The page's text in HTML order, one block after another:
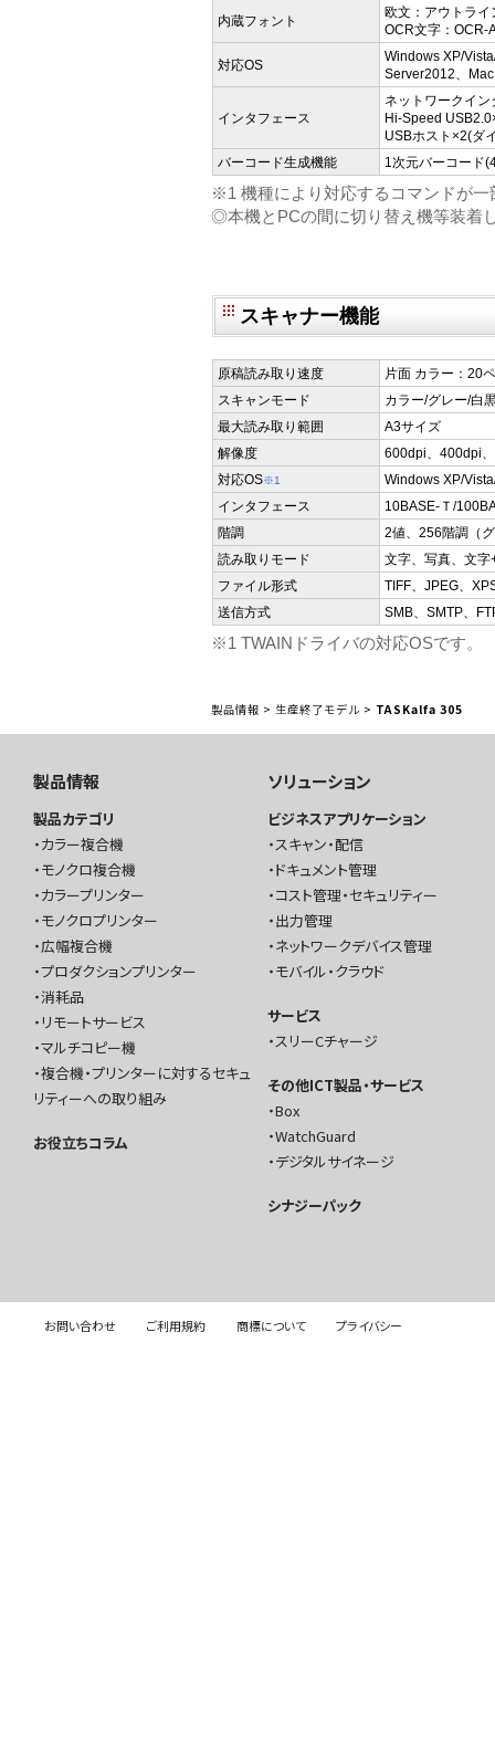
内蔵フォント
欧文：アウトラ
OCR文字：OCR-
対応OS
Windows XP/
Server2012、
インタフェース
ネットワークイ
Hi-Speed
USBホスト×2(ダ
バーコード生成機能
1次元バーコード
※1 機種により対応するコマンドが一
◎本機とPCの間に切り替え機等装着
スキャナー機能
原稿読み取り速度
片面 カラー：20
スキャンモード
カラー/グレー/白
最大読み取り範囲
A3サイズ
解像度
600dpi、400dpi
対応OS※1
Windows XP/
インタフェース
10BASE-Ｔ/
階調
2値、256階調（
読み取りモード
文字、写真、文
ファイル形式
TIFF、JPEG、
送信方式
SMB、SMTP、
※1 TWAINドライバの対応OSです。
製品情報 > 生産終了モデル > TASKalfa 305
製品情報
製品カテゴリ
カラー複合機
モノクロ複合機
カラープリンター
モノクロプリンター
広幅複合機
プロダクションプリンター
消耗品
リモートサービス
マルチコピー機
複合機・プリンターに対するセキュ
リティーへの取り組み
お役立ちコラム
ソリューション
ビジネスアプリケーション
スキャン・配信
ドキュメント管理
コスト管理・セキュリティー
出力管理
ネットワークデバイス管理
モバイル・クラウド
サービス
スリーCチャージ
その他ICT製品・サービス
Box
WatchGuard
デジタルサイネージ
シナジーパック
お問い合わせ ご利用規約 商標について プライバシー